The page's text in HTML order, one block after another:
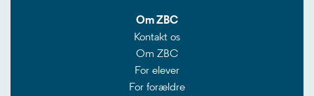
Om ZBC
Kontakt os
Om ZBC
For elever
For forældre